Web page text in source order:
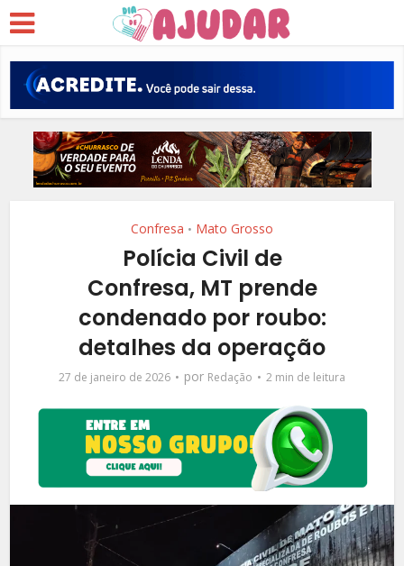
Confresa • Mato Grosso
Polícia Civil de
Confresa, MT prende
condenado por roubo:
detalhes da operação
27 de janeiro de 2026 por Redação 2 min de leitura